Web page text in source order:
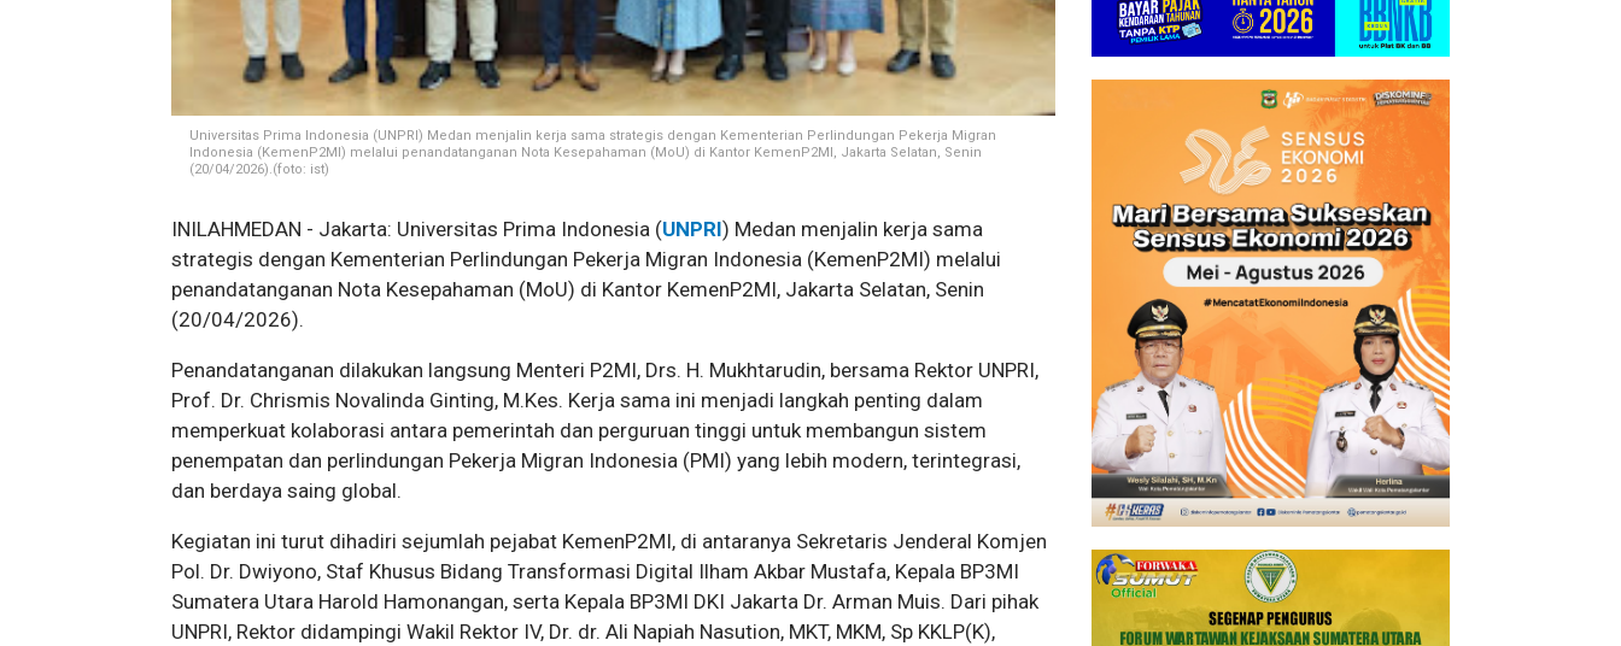
Universitas Prima Indonesia (UNPRI) Medan menjalin kerja sama strategis dengan Kementerian Perlindungan Pekerja Migran
Indonesia (KemenP2MI) melalui penandatanganan Nota Kesepahaman (MoU) di Kantor KemenP2MI, Jakarta Selatan, Senin
(20/04/2026).(foto: ist)
INILAHMEDAN - Jakarta: Universitas Prima Indonesia (UNPRI) Medan menjalin kerja sama
strategis dengan Kementerian Perlindungan Pekerja Migran Indonesia (KemenP2MI) melalui
penandatanganan Nota Kesepahaman (MoU) di Kantor KemenP2MI, Jakarta Selatan, Senin
(20/04/2026).
Penandatanganan dilakukan langsung Menteri P2MI, Drs. H. Mukhtarudin, bersama Rektor UNPRI,
Prof. Dr. Chrismis Novalinda Ginting, M.Kes. Kerja sama ini menjadi langkah penting dalam
memperkuat kolaborasi antara pemerintah dan perguruan tinggi untuk membangun sistem
penempatan dan perlindungan Pekerja Migran Indonesia (PMI) yang lebih modern, terintegrasi,
dan berdaya saing global.
Kegiatan ini turut dihadiri sejumlah pejabat KemenP2MI, di antaranya Sekretaris Jenderal Komjen
Pol. Dr. Dwiyono, Staf Khusus Bidang Transformasi Digital Ilham Akbar Mustafa, Kepala BP3MI
Sumatera Utara Harold Hamonangan, serta Kepala BP3MI DKI Jakarta Dr. Arman Muis. Dari pihak
UNPRI, Rektor didampingi Wakil Rektor IV, Dr. dr. Ali Napiah Nasution, MKT, MKM, Sp KKLP(K),